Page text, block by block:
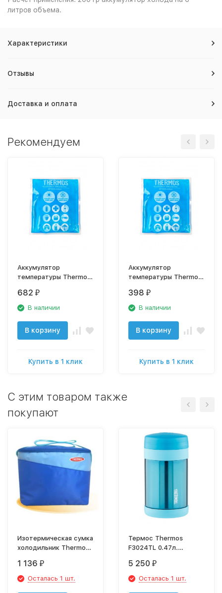
литров объема.
Характеристики
Отзывы
Доставка и оплата
Рекомендуем
Аккумулятор
температуры Thermos
410412
682 ₽
В наличии
В корзину
Купить в 1 клик
Аккумулятор
температуры Thermos
410368
398 ₽
В наличии
В корзину
Купить в 1 клик
C этим товаром также
покупают
Изотермическая сумка
холодильник Thermos
Cool Bag (16L) арт.
602855
1 136 ₽
Осталась 1 шт.
Термос Thermos
F3024TL 0.47л.
5 250 ₽
Осталась 1 шт.